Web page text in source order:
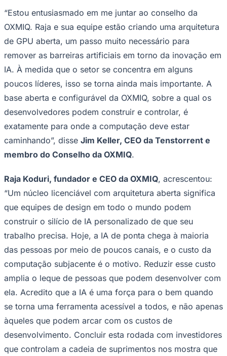
Fluminense
Vasco
“Estou entusiasmado em me juntar ao conselho da
OXMIQ. Raja e sua equipe estão criando uma arquitetura
de GPU aberta, um passo muito necessário para
remover as barreiras artificiais em torno da inovação em
IA. À medida que o setor se concentra em alguns
poucos líderes, isso se torna ainda mais importante. A
base aberta e configurável da OXMIQ, sobre a qual os
desenvolvedores podem construir e controlar, é
exatamente para onde a computação deve estar
caminhando”, disse Jim Keller, CEO da Tenstorrent e
membro do Conselho da OXMIQ.
Raja Koduri, fundador e CEO da OXMIQ, acrescentou:
“Um núcleo licenciável com arquitetura aberta significa
que equipes de design em todo o mundo podem
construir o silício de IA personalizado de que seu
trabalho precisa. Hoje, a IA de ponta chega à maioria
das pessoas por meio de poucos canais, e o custo da
computação subjacente é o motivo. Reduzir esse custo
amplia o leque de pessoas que podem desenvolver com
ela. Acredito que a IA é uma força para o bem quando
se torna uma ferramenta acessível a todos, e não apenas
àqueles que podem arcar com os custos de
desenvolvimento. Concluir esta rodada com investidores
que controlam a cadeia de suprimentos nos mostra que